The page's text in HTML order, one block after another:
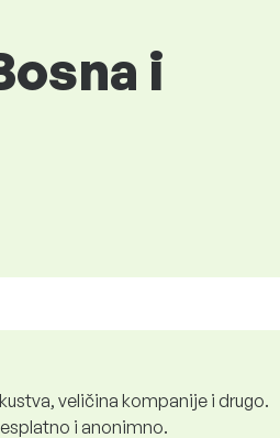
i
veličina kompanije i drugo.
i anonimno.